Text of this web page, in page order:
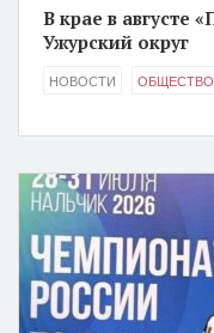
В крае в августе
Ужурский округ
НОВОСТИ ОБЩЕСТВО